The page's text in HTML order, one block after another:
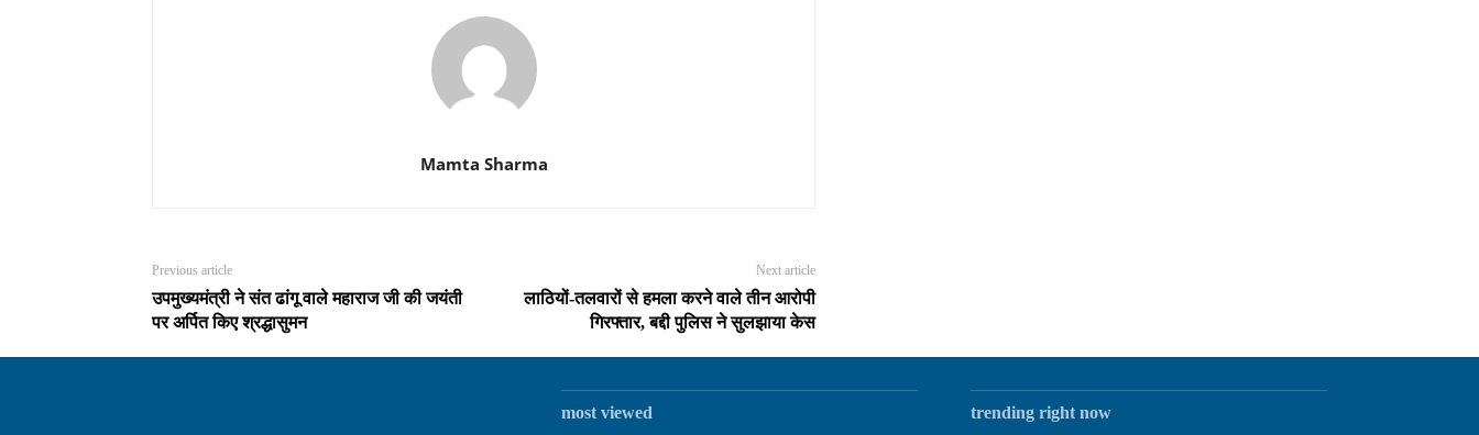
Mamta Sharma
Previous article
उपमुख्यमंत्री ने संत ढांगू वाले महाराज जी की जयंती
पर अर्पित किए श्रद्धासुमन
Next article
लाठियों-तलवारों से हमला करने वाले तीन आरोपी
गिरफ्तार, बद्दी पुलिस ने सुलझाया केस
most viewed trending right now